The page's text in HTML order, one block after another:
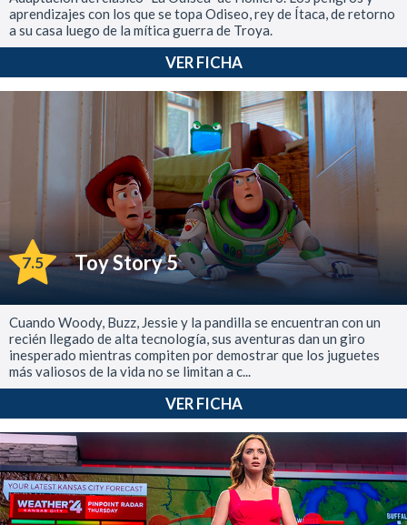
aprendizajes con los que se topa Odiseo, rey de Ítaca, de retorno
a su casa luego de la mítica guerra de Troya.
VER FICHA
7.5 Toy Story 5
Cuando Woody, Buzz, Jessie y la pandilla se encuentran con un
recién llegado de alta tecnología, sus aventuras dan un giro
inesperado mientras compiten por demostrar que los juguetes
más valiosos de la vida no se limitan a c...
VER FICHA